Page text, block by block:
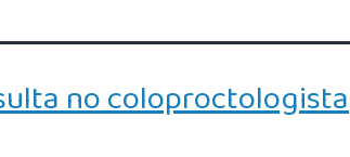
no coloproctologista